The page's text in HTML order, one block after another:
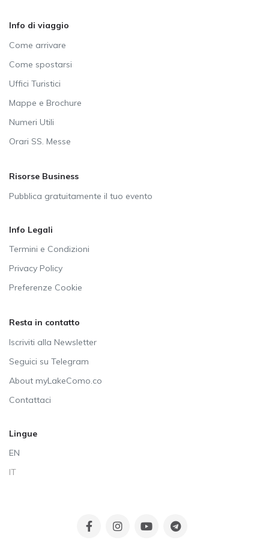
Info di viaggio
Come arrivare
Come spostarsi
Uffici Turistici
Mappe e Brochure
Numeri Utili
Orari SS. Messe
Risorse Business
Pubblica gratuitamente il tuo evento
Info Legali
Termini e Condizioni
Privacy Policy
Preferenze Cookie
Resta in contatto
Iscriviti alla Newsletter
Seguici su Telegram
About myLakeComo.co
Contattaci
Lingue
EN
IT